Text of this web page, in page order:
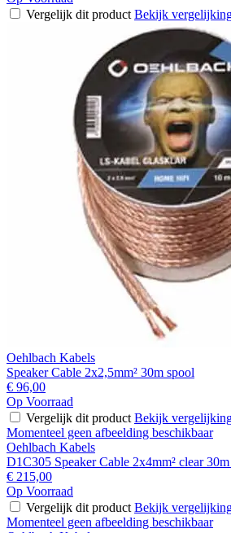
Vergelijk dit product Bekijk
Oehlbach Kabels
Speaker Cable 2x2,5mm² 30m spool
€ 96,00
Op Voorraad
Vergelijk dit product Bekijk
Momenteel geen afbeelding beschikbaar
Oehlbach Kabels
D1C305 Speaker Cable 2x4mm² clear
€ 215,00
Op Voorraad
Vergelijk dit product Bekijk
Momenteel geen afbeelding beschikbaar